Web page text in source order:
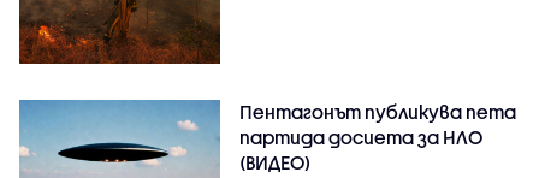
Пентагонът публикува пета
партида досиета за НЛО
(ВИДЕО)